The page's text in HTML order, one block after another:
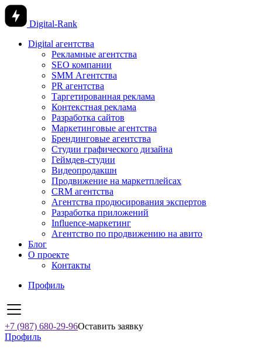
Digital-Rank
Digital агентства
Рекламные агентства
SEO компании
SMM Агентства
PR агентства
Таргетированная реклама
Контекстная реклама
Разработка сайтов
Маркетинговые агентства
Брендинговые агентства
Студии графического дизайна
Геймдев-студии
Видеопродакшн
Продвижение на маркетплейсах
CRM агентства
Агентства продюсирования экспертов
Разработка приложений
Influence-маркетинг
Агентство по продвижению на авито
Блог
О проекте
Контакты
Профиль
+7 (987) 680-29-96Оставить заявку
Профиль